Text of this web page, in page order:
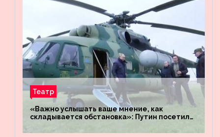
Театр
«Важно услышать ваше мнение, как
складывается обстановка»: Путин посетил
«Восток»